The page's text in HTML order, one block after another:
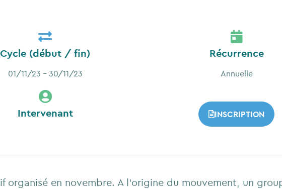
Cycle (début / fin)
01/11/23 - 30/11/23
Récurrence
Annuelle
Intervenant INSCRIPTION
organisé en novembre. A l'origine du mouvement, un